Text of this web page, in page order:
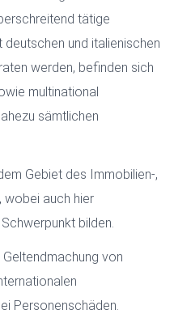
tätige
deutschen und italienischen
werden, befinden sich
multinational
sämtlichen
Gebiet des Immobilien-,
wobei auch hier
bilden.
von
Personenschäden.